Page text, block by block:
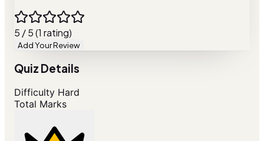
5 / 5 (1 rating)
Add Your Review
Quiz Details
Difficulty Hard
Total Marks